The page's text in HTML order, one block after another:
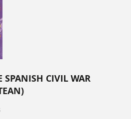
SPANISH CIVIL WAR